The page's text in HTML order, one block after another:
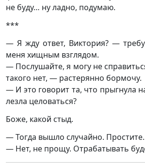
не буду… ну ладно, подумаю.
***
— Я жду ответ, Виктория? —
меня хищным взглядом.
— Послушайте, я могу не
такого нет, — растерянно бормочу.
— И это говорит та, что прыгнула
лезла целоваться?
Боже, какой стыд.
— Тогда вышло случайно. Простите.
— Нет, не прощу. Отрабатывать